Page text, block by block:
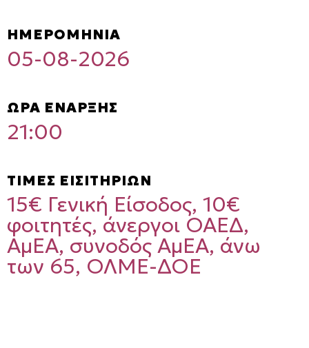
ΗΜΕΡΟΜΗΝΙΑ
05-08-2026
ΩΡΑ ΕΝΑΡΞΗΣ
21:00
ΤΙΜΕΣ ΕΙΣΙΤΗΡΙΩΝ
15€ Γενική Είσοδος, 10€
φοιτητές, άνεργοι ΟΑΕΔ,
ΑμΕΑ, συνοδός ΑμΕΑ, άνω
των 65, ΟΛΜΕ-ΔΟΕ